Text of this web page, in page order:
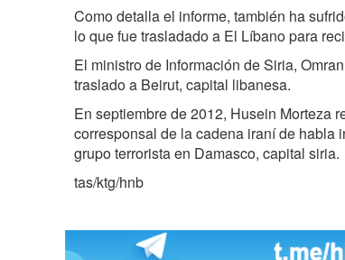
Como detalla el informe, también ha
lo que fue trasladado a El Líbano para
El ministro de Información de Siria,
traslado a Beirut, capital libanesa.
En septiembre de 2012, Husein Morteza
corresponsal de la cadena iraní de habla
grupo terrorista en Damasco, capital siria.
tas/ktg/hnb